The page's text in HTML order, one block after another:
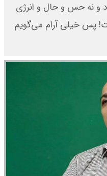
و نه حس و حال و انرژی
پس خیلی آرام می‌گویم